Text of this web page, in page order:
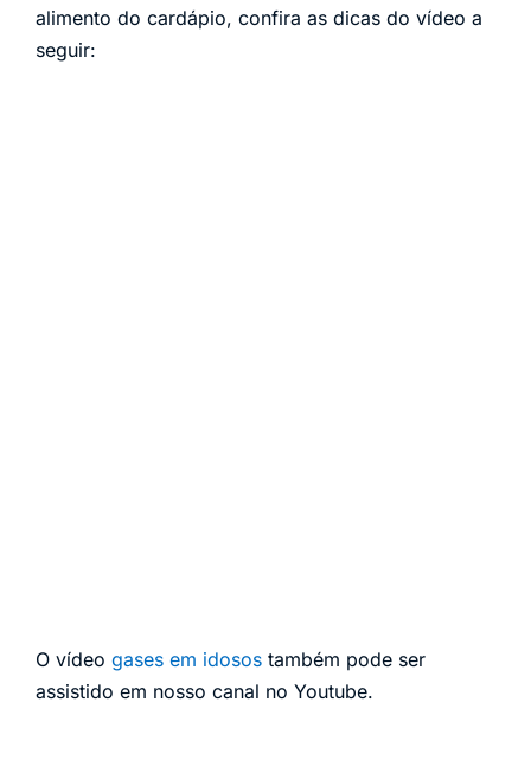
alimento do cardápio, confira as dicas do vídeo a
seguir:
O vídeo gases em idosos também pode ser
assistido em nosso canal no Youtube.